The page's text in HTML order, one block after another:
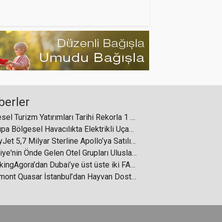
10 Ocak Çalışan Gazeteciler
Günü’nü Turizm Basınıyla Kutladı
Ukrayna geriliminde Türkiye’nin
arabuluculuğu turizme olumlu
yansıyor
Küresel Turizm Yatırımları Tarihi Rekorla 1 Trilyon Dolar Eşiğini Aştı
Avrupa Bölgesel Havacılıkta Elektrikli Uçak Dönemine Hazırlanıyor
EasyJet 5,7 Milyar Sterline Apollo’ya Satılıyor
Türkiye'nin Önde Gelen Otel Grupları Uluslararası İstanbul Turizm Fuarı'nda Buluşuyor
BookingAgora’dan Dubai’ye üst üste iki FAM Trip
Fairmont Quasar İstanbul’dan Hayvan Dostlarına Özel Yaklaşım